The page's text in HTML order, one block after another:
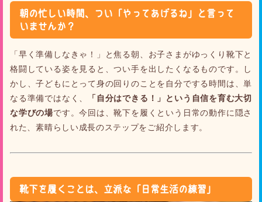
朝の忙しい時間、つい「やってあげるね」と言って
いませんか？
「早く準備しなきゃ！」と焦る朝、お子さまがゆっくり靴下と
格闘している姿を見ると、つい手を出したくなるものです。し
かし、子どもにとって身の回りのことを自分でする時間は、単
なる準備ではなく、
「自分はできる！」という自信を育む大切
な学びの場です。今回は、靴下を履くという日常の動作に隠さ
れた、素晴らしい成長のステップをご紹介します。
靴下を履くことは、立派な「日常生活の練習」